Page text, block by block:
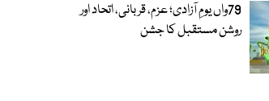
79واں یومِ آزادی؛ عزم، قربانی، اتحاد اور
روشن مستقبل کا جشن